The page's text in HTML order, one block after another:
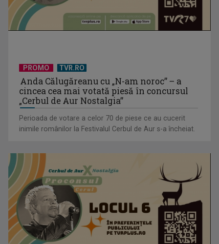
PROMO TVR.RO
Anda Călugăreanu cu „N-am noroc” – a
cincea cea mai votată piesă în concursul
„Cerbul de Aur Nostalgia”
Perioada de votare a celor 70 de piese ce au cucerit
inimile românilor la Festivalul Cerbul de Aur s-a încheiat.